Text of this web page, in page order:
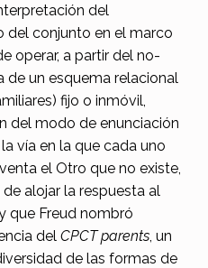
del
del conjunto en el marco
operar, a partir del no-
de un esquema relacional
fijo o inmóvil,
del modo de enunciación
vía en la que cada uno
el Otro que no existe,
alojar la respuesta al
que Freud nombró
del CPCT parents, un
de las formas de